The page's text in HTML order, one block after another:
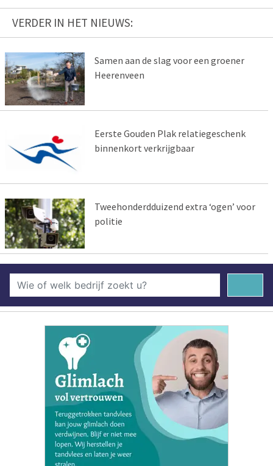
VERDER IN HET NIEUWS:
Samen aan de slag voor een groener
Heerenveen
Eerste Gouden Plak relatiegeschenk
binnenkort verkrijgbaar
Tweehonderdduizend extra ‘ogen’ voor
politie